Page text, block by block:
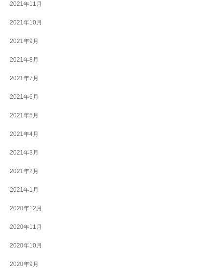
2021年11月
2021年10月
2021年9月
2021年8月
2021年7月
2021年6月
2021年5月
2021年4月
2021年3月
2021年2月
2021年1月
2020年12月
2020年11月
2020年10月
2020年9月